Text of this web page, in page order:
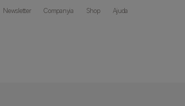
Newsletter Companyia Shop Ajuda